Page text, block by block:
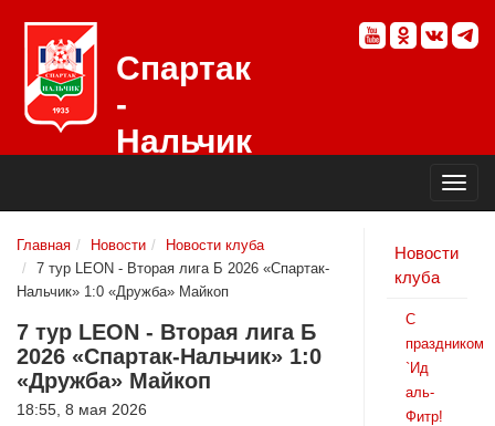
Спартак
-
Нальчик
Главная Новости
Новости клуба
7 тур LEON - Вторая лига Б 2026 «Спартак-
Нальчик» 1:0 «Дружба» Майкоп
7 тур LEON - Вторая лига Б
2026 «Спартак-Нальчик» 1:0
«Дружба» Майкоп
18:55, 8 мая 2026
Новости
клуба
С
праздником
`Ид
аль-
Фитр!